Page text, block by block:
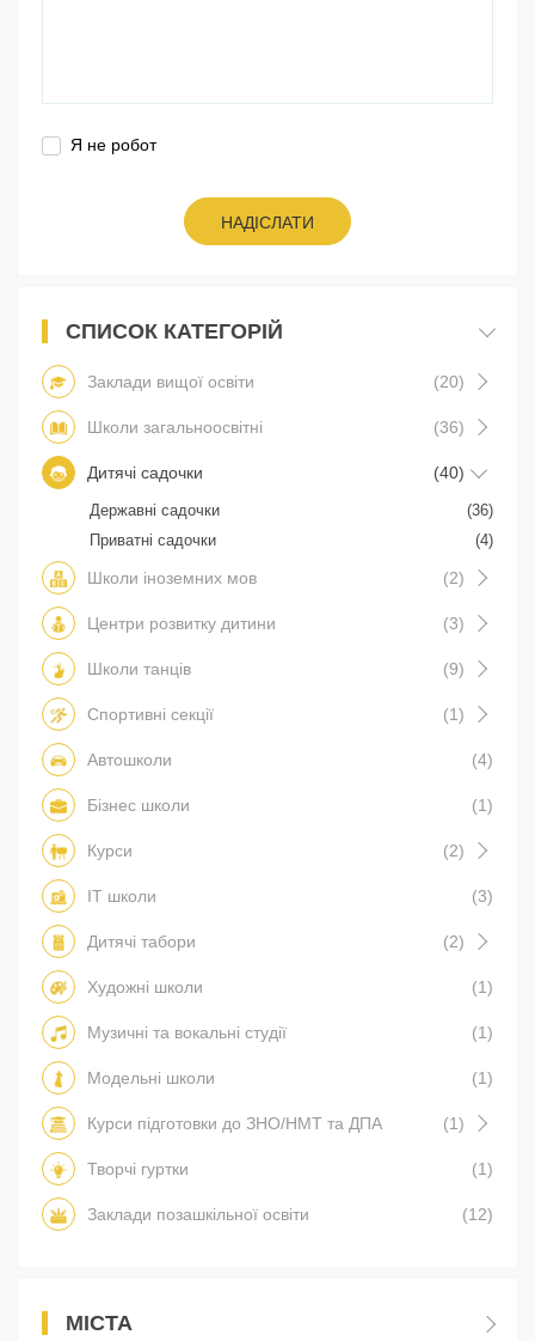
Я не робот
НАДІСЛАТИ
СПИСОК КАТЕГОРІЙ
Заклади вищої освіти (20)
Школи загальноосвітні (36)
Дитячі садочки (40)
Державні садочки
(36)
Приватні садочки
(4)
Школи іноземних мов (2)
Центри розвитку дитини (3)
Школи танців (9)
Спортивні секції (1)
Автошколи (4)
Бізнес школи (1)
Курси (2)
IT школи (3)
Дитячі табори (2)
Художні школи (1)
Музичні та вокальні студії (1)
Модельні школи (1)
Курси підготовки до ЗНО/НМТ та ДПА (1)
Творчі гуртки (1)
Заклади позашкільної освіти (12)
МІСТА